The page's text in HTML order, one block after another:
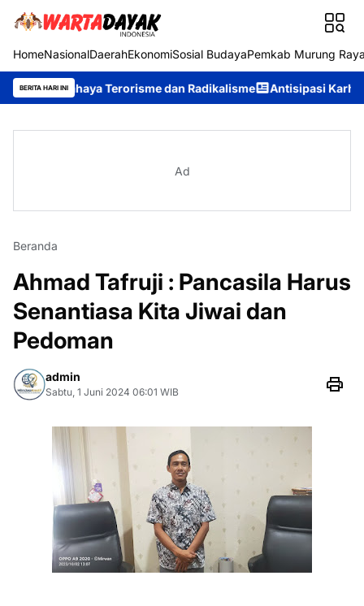
HomeNasionalDaerahEkonomiSosial BudayaPemkab Murung
BERITA HARI INITerorisme dan Radikalisme Antisipasi Karhutla,
Ad
Beranda
Ahmad Tafruji : Pancasila Harus
Senantiasa Kita Jiwai dan
Pedoman
admin
Sabtu, 1 Juni 2024 06:01 WIB